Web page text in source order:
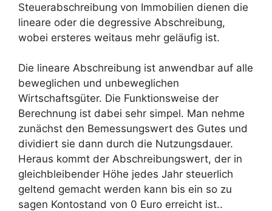
Steuerabschreibung von Immobilien dienen die
lineare oder die degressive Abschreibung,
wobei ersteres weitaus mehr geläufig ist.
Die lineare Abschreibung ist anwendbar auf alle
beweglichen und unbeweglichen
Wirtschaftsgüter. Die Funktionsweise der
Berechnung ist dabei sehr simpel. Man nehme
zunächst den Bemessungswert des Gutes und
dividiert sie dann durch die Nutzungsdauer.
Heraus kommt der Abschreibungswert, der in
gleichbleibender Höhe jedes Jahr steuerlich
geltend gemacht werden kann bis ein so zu
sagen Kontostand von 0 Euro erreicht ist..